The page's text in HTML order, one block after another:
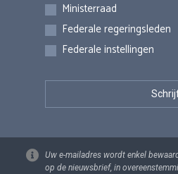
Ministerraad
Federale regeringsleden
Federale instellingen
Uw e-mailadres wordt enkel
op de nieuwsbrief, in